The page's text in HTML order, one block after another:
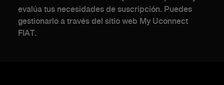
evalúa tus necesidades de suscripción. Puedes
gestionarlo a través del sitio web My Uconnect
FIAT.